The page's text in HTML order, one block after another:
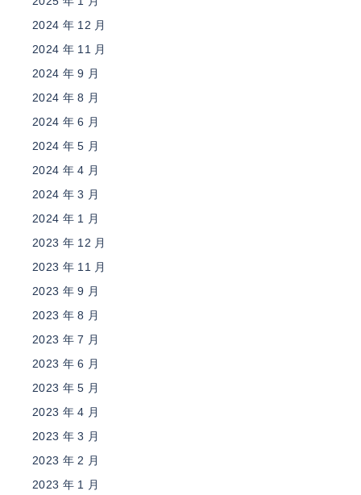
2024 年 12 月
2024 年 11 月
2024 年 9 月
2024 年 8 月
2024 年 6 月
2024 年 5 月
2024 年 4 月
2024 年 3 月
2024 年 1 月
2023 年 12 月
2023 年 11 月
2023 年 9 月
2023 年 8 月
2023 年 7 月
2023 年 6 月
2023 年 5 月
2023 年 4 月
2023 年 3 月
2023 年 2 月
2023 年 1 月